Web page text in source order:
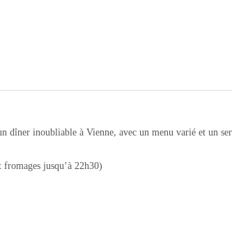
dîner inoubliable à Vienne, avec un menu varié et un
jusqu’à 22h30)